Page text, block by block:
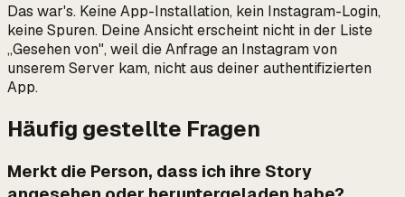
Das war's. Keine App-Installation, kein Instagram-Login,
keine Spuren. Deine Ansicht erscheint nicht in der Liste
„Gesehen von", weil die Anfrage an Instagram von
unserem Server kam, nicht aus deiner authentifizierten
App.
Häufig gestellte Fragen
Merkt die Person, dass ich ihre Story